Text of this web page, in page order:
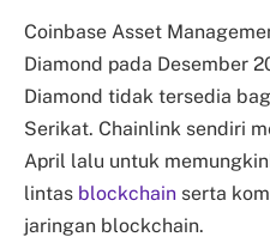
Coinbase Asset
Diamond pada Desember
Diamond tidak tersedia
Serikat. Chainlink sendiri
April lalu untuk
lintas blockchain serta
jaringan blockchain.